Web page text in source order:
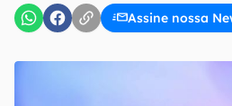
Assine nossa
Uso e Política de Privacidade